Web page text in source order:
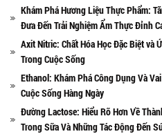
Khám Phá Hương Liệu Thực Phẩm:
Đưa Đến Trải Nghiệm Ẩm Thực Đỉnh
Axit Nitric: Chất Hóa Học Đặc Biệt và
Trong Cuộc Sống
Ethanol: Khám Phá Công Dụng Và
Cuộc Sống Hàng Ngày
Đường Lactose: Hiểu Rõ Hơn Về
Trong Sữa Và Những Tác Động Đến